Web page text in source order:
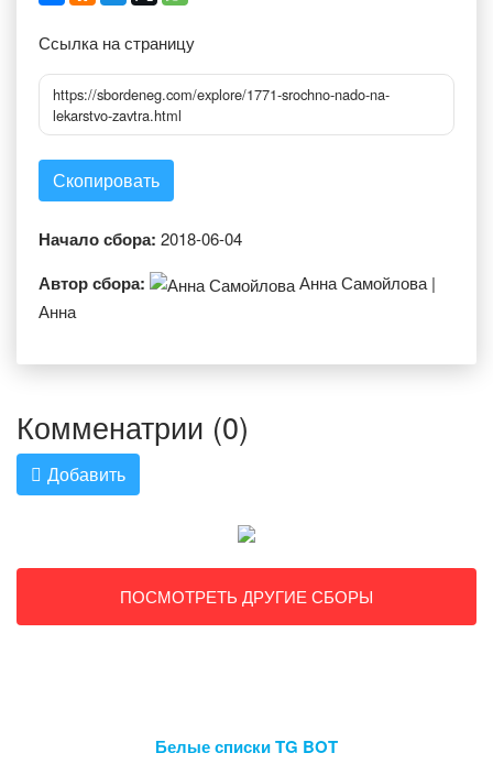
Ссылка на страницу
https://sbordeneg.com/explore/1771-srochno-nado-na-
lekarstvo-zavtra.html
Скопировать
Начало сбора: 2018-06-04
Автор сбора:
Анна Самойлова |
Анна
Комменатрии (0)
Добавить
ПОСМОТРЕТЬ ДРУГИЕ СБОРЫ
Белые списки TG BOT